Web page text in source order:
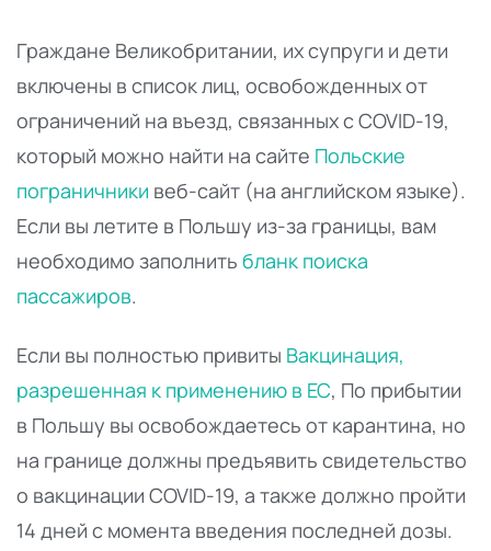
Граждане Великобритании, их супруги и дети
включены в список лиц, освобожденных от
ограничений на въезд, связанных с COVID-19,
который можно найти на сайте Польские
пограничники веб-сайт (на английском языке).
Если вы летите в Польшу из-за границы, вам
необходимо заполнить бланк поиска
пассажиров.
Если вы полностью привиты Вакцинация,
разрешенная к применению в ЕС, По прибытии
в Польшу вы освобождаетесь от карантина, но
на границе должны предъявить свидетельство
о вакцинации COVID-19, а также должно пройти
14 дней с момента введения последней дозы.